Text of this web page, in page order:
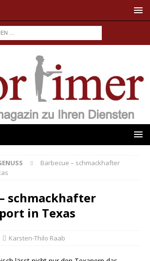
Barbecue – schmackhafter
schmackhafter
in Texas
Karsten-Thilo Raab